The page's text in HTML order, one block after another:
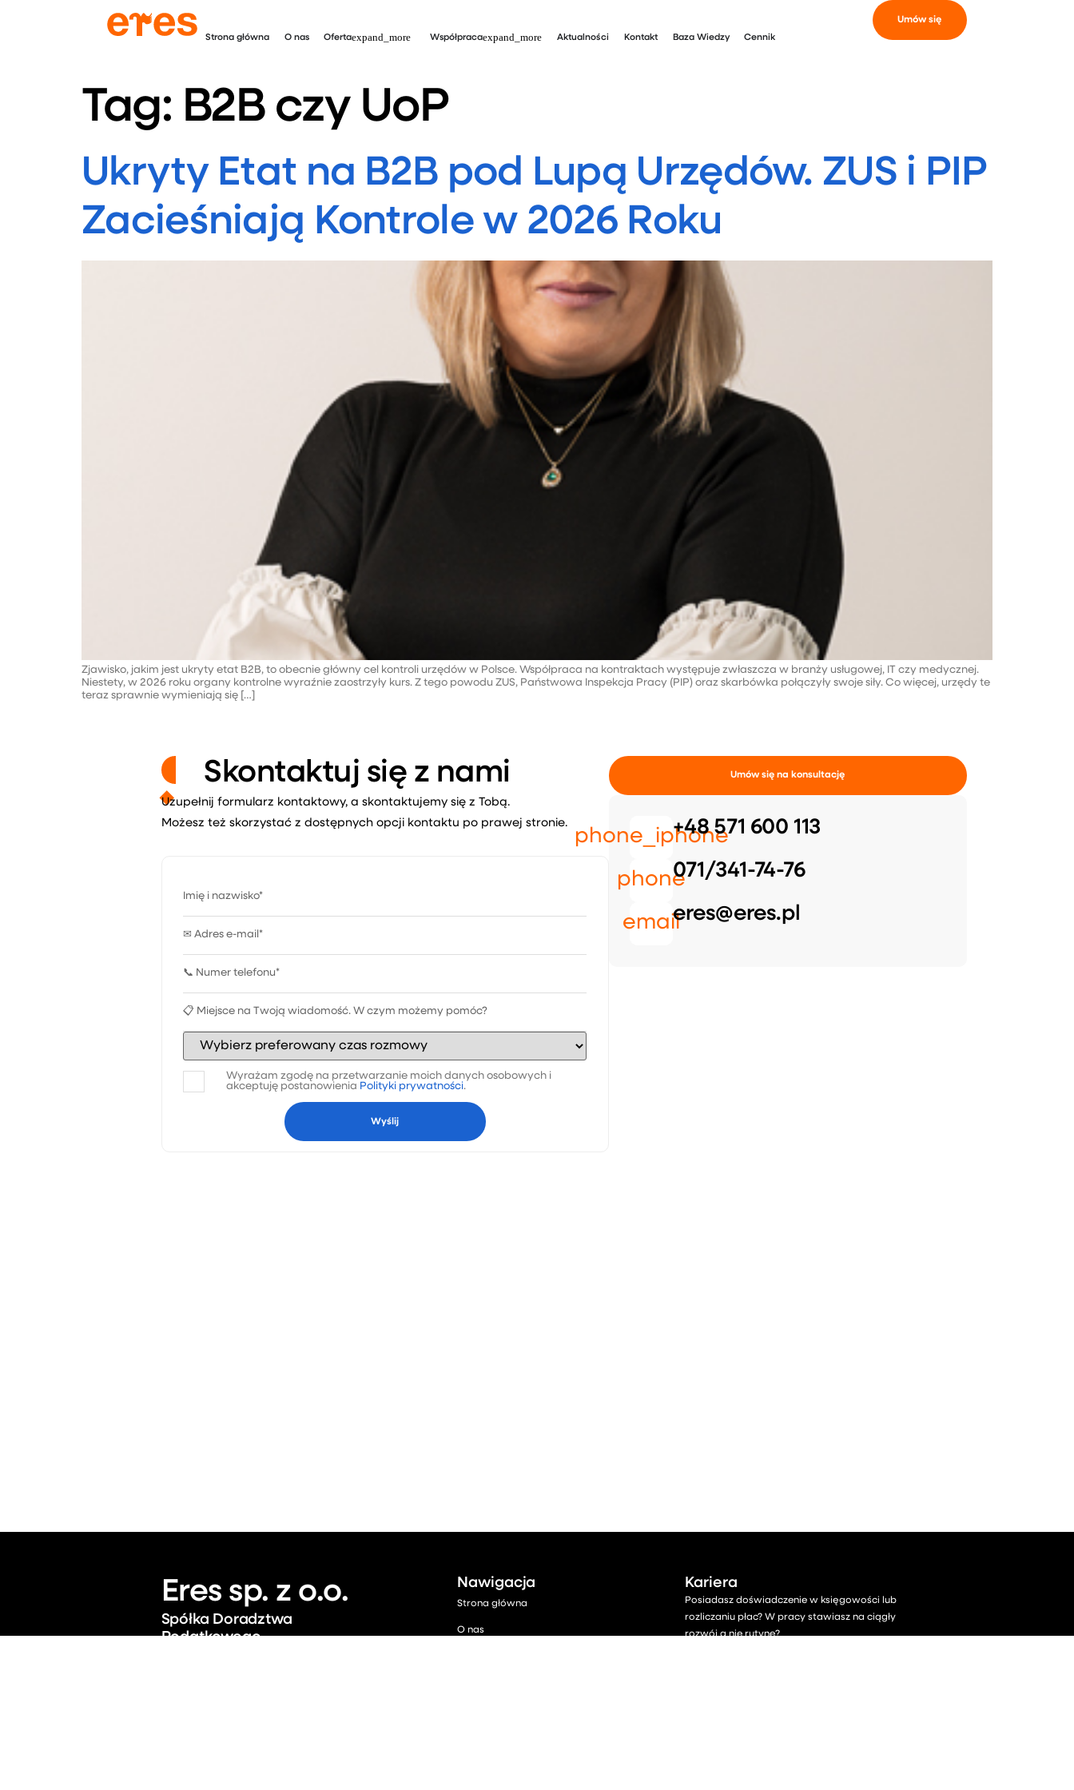
Strona główna O nas Oferta Współpraca Aktualności Kontakt Baza Wiedzy Cennik
Umów się
Tag: B2B czy UoP
Ukryty Etat na B2B pod Lupą Urzędów. ZUS i PIP
Zacieśniają Kontrole w 2026 Roku
Zjawisko, jakim jest ukryty etat B2B, to obecnie główny cel kontroli urzędów w Polsce. Współpraca na kontraktach występuje zwłaszcza w branży usługowej, IT czy medycznej.
Niestety, w 2026 roku organy kontrolne wyraźnie zaostrzyły kurs. Z tego powodu ZUS, Państwowa Inspekcja Pracy (PIP) oraz skarbówka połączyły swoje siły. Co więcej, urzędy te
teraz sprawnie wymieniają się […]
Skontaktuj się z nami
Uzupełnij formularz kontaktowy, a skontaktujemy się z Tobą.
Możesz też skorzystać z dostępnych opcji kontaktu po prawej stronie.
Wyrażam zgodę na przetwarzanie moich danych osobowych i
akceptuję postanowienia Polityki prywatności.
Umów się na konsultację
phone_iphone+48 571 600 113
phone071/341-74-76
emaileres@eres.pl
Eres sp. z o.o.
Spółka Doradztwa
Podatkowego
Nawigacja
Strona główna
O nas
Kariera
Posiadasz doświadczenie w księgowości lub
rozliczaniu płac? W pracy stawiasz na ciągły
rozwój a nie rutynę?